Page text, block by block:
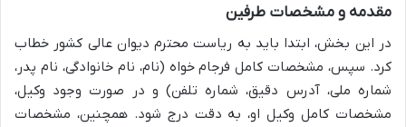
مقدمه و مشخصات طرفین
در این بخش، ابتدا باید به ریاست محترم دیوان عالی کشور خطاب
کرد. سپس، مشخصات کامل فرجام خواه (نام، نام خانوادگی، نام پدر،
شماره ملی، آدرس دقیق، شماره تلفن) و در صورت وجود وکیل،
مشخصات کامل وکیل او، به دقت درج شود. همچنین، مشخصات